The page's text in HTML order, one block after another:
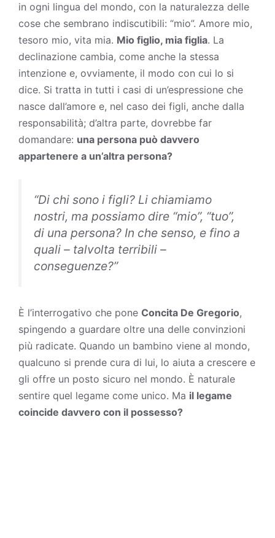
in ogni lingua del mondo, con la naturalezza delle
cose che sembrano indiscutibili: “mio”. Amore mio,
tesoro mio, vita mia. Mio figlio, mia figlia. La
declinazione cambia, come anche la stessa
intenzione e, ovviamente, il modo con cui lo si
dice. Si tratta in tutti i casi di un’espressione che
nasce dall’amore e, nel caso dei figli, anche dalla
responsabilità; d’altra parte, dovrebbe far
domandare: una persona può davvero
appartenere a un’altra persona?
“Di chi sono i figli? Li chiamiamo
nostri, ma possiamo dire “mio”, “tuo”,
di una persona? In che senso, e fino a
quali – talvolta terribili –
conseguenze?”
È l’interrogativo che pone Concita De Gregorio,
spingendo a guardare oltre una delle convinzioni
più radicate. Quando un bambino viene al mondo,
qualcuno si prende cura di lui, lo aiuta a crescere e
gli offre un posto sicuro nel mondo. È naturale
sentire quel legame come unico. Ma il legame
coincide davvero con il possesso?